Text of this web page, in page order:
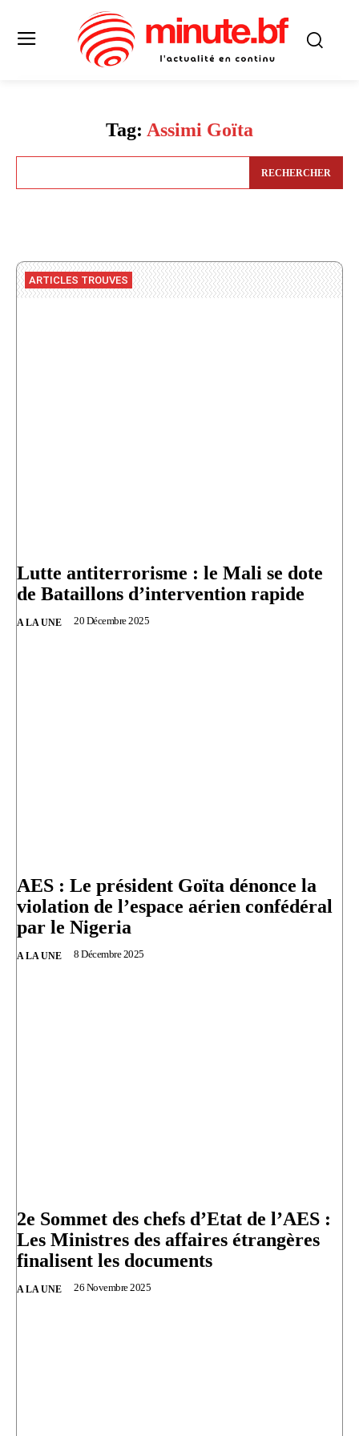
Tag: Assimi Goïta
RECHERCHER
ARTICLES TROUVES
Lutte antiterrorisme : le Mali se dote
de Bataillons d’intervention rapide
A LA UNE 20 Décembre 2025
AES : Le président Goïta dénonce la
violation de l’espace aérien confédéral
par le Nigeria
A LA UNE 8 Décembre 2025
2e Sommet des chefs d’Etat de l’AES :
Les Ministres des affaires étrangères
finalisent les documents
A LA UNE 26 Novembre 2025